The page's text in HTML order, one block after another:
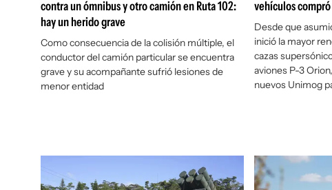
contra un ómnibus y otro camión en Ruta 102:
hay un herido grave
Como consecuencia de la colisión múltiple, el
conductor del camión particular se encuentra
grave y su acompañante sufrió lesiones de
menor entidad
vehículos
Desde que
inició la mayor
cazas
aviones P-3
nuevos Unimog